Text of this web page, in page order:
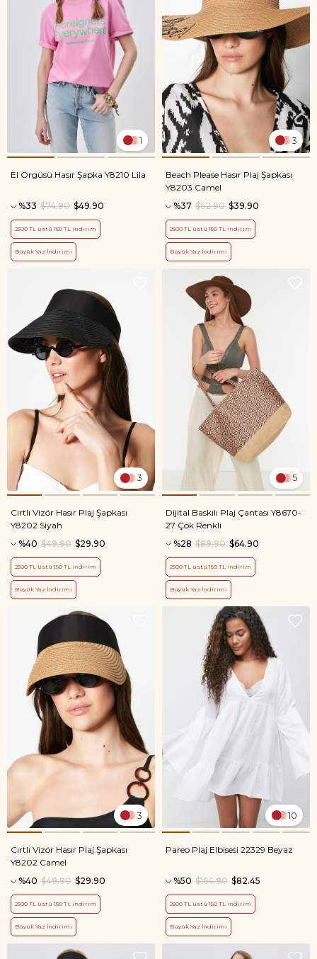
1
El Örgüsü Hasır Şapka Y8210 Lila
%33 $49.90
$74.90
2500 TL üstü 150 TL indirim
Büyük Yaz İndirimi
3
Beach Please Hasır Plaj Şapkası
Y8203 Camel
%37
$39.90
$62.90
2500 TL üstü 150 TL indirim
Büyük Yaz İndirimi
3
Cırtlı Vizör Hasır Plaj Şapkası
Y8202 Siyah
%40
$29.90
$49.90
2500 TL üstü 150 TL indirim
Büyük Yaz İndirimi
5
Dijital Baskılı Plaj Çantası Y8670-
27 Çok Renkli
%28
$64.90
$89.90
2500 TL üstü 150 TL indirim
Büyük Yaz İndirimi
3
Cırtlı Vizör Hasır Plaj Şapkası
Y8202 Camel
%40
$29.90
$49.90
2500 TL üstü 150 TL indirim
Büyük Yaz İndirimi
10
Pareo Plaj Elbisesi 22329 Beyaz
%50 $82.45
$164.90
2500 TL üstü 150 TL indirim
Büyük Yaz İndirimi